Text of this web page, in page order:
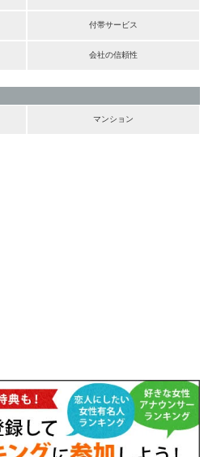
付帯サービス
会社の信頼性
マンション